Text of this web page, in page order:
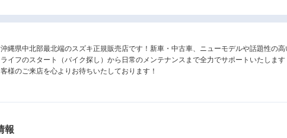
縄県中北部最北端のスズキ正規販売店です！新車・中古車、ニューモデルや話題性の
イフのスタート（バイク探し）から日常のメンテナンスまで全力でサポートいたしま
様のご来店を心よりお待ちいたしております！
報